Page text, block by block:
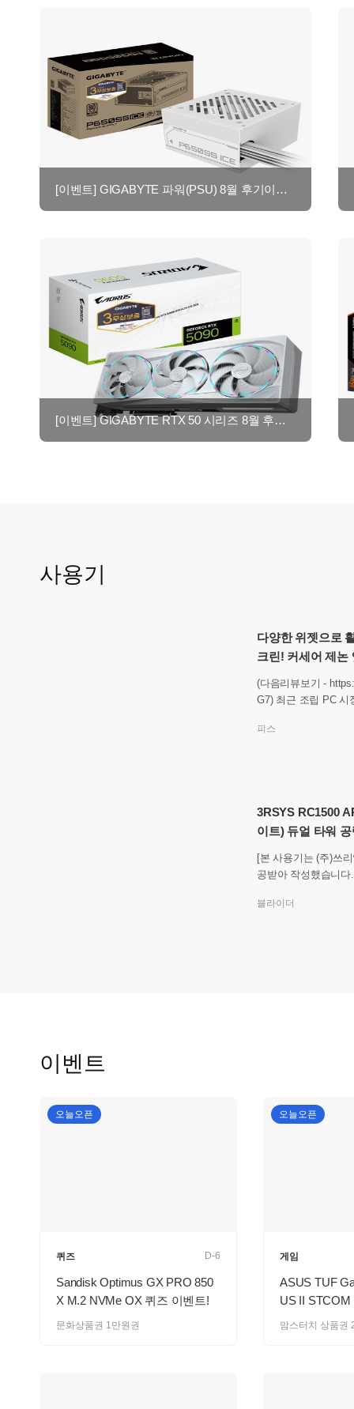
[이벤트] GIGABYTE 파워(PSU) 8월 후기이벤트 - 최대 네이버페이 2만원!
[이벤트] GIGABYTE RTX 50 시리즈 8월 후기이벤트 - 최대 네이버페이 2만원!
사용기
다양한 위젯으로
크린! 커세어 제논
(다음리뷰보기 -
G7) 최근 조립 PC 시
히 PC에서 디스플레
피스
3RSYS RC1500
이트) 듀얼 타워
[본 사용기는 (주)쓰
공받아 작성했습니다.] - 소개 안녕하세요
GB 쌍철봉 LITE
블라이더
이벤트
오늘오픈
퀴즈 D-6
Sandisk Optimus GX PRO 850
X M.2 NVMe OX 퀴즈 이벤트!
문화상품권 1만원권
오늘오픈
게임
ASUS TUF
US II STCOM
맘스터치 상품권